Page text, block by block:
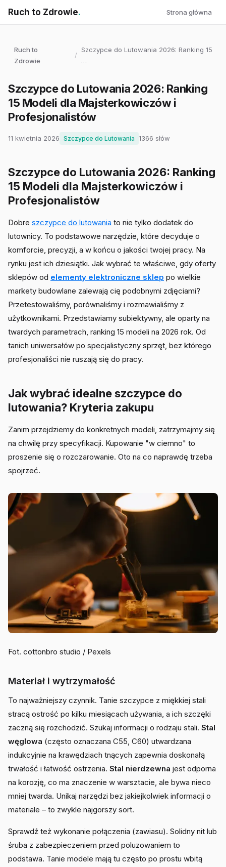
Ruch to Zdrowie. Strona główna
Ruch to
Zdrowie
/
Szczypce do Lutowania 2026: Ranking 15
…
Szczypce do Lutowania 2026: Ranking
15 Modeli dla Majsterkowiczów i
Profesjonalistów
11 kwietnia 2026 Szczypce do Lutowania 1366 słów
Szczypce do Lutowania 2026: Ranking
15 Modeli dla Majsterkowiczów i
Profesjonalistów
Dobre szczypce do lutowania to nie tylko dodatek do
lutownicy. To podstawowe narzędzie, które decyduje o
komforcie, precyzji, a w końcu o jakości twojej pracy. Na
rynku jest ich dziesiątki. Jak wybrać te właściwe, gdy oferty
sklepów od elementy elektroniczne sklep po wielkie
markety budowlane zalewają cię podobnymi zdjęciami?
Przetestowaliśmy, porównaliśmy i rozmawialiśmy z
użytkownikami. Przedstawiamy subiektywny, ale oparty na
twardych parametrach, ranking 15 modeli na 2026 rok. Od
tanich uniwersałów po specjalistyczny sprzęt, bez którego
profesjonaliści nie ruszają się do pracy.
Jak wybrać idealne szczypce do
lutowania? Kryteria zakupu
Zanim przejdziemy do konkretnych modeli, zatrzymajmy się
na chwilę przy specyfikacji. Kupowanie "w ciemno" to
proszenie się o rozczarowanie. Oto na co naprawdę trzeba
spojrzeć.
Fot. cottonbro studio / Pexels
Materiał i wytrzymałość
To najważniejszy czynnik. Tanie szczypce z miękkiej stali
stracą ostrość po kilku miesiącach używania, a ich szczęki
zaczną się rozchodzić. Szukaj informacji o rodzaju stali. Stal
węglowa (często oznaczana C55, C60) utwardzana
indukcyjnie na krawędziach tnących zapewnia doskonałą
trwałość i łatwość ostrzenia. Stal nierdzewna jest odporna
na korozję, co ma znaczenie w warsztacie, ale bywa nieco
mniej twarda. Unikaj narzędzi bez jakiejkolwiek informacji o
materiale – to zwykle najgorszy sort.
Sprawdź też wykonanie połączenia (zawiasu). Solidny nit lub
śruba z zabezpieczeniem przed poluzowaniem to
podstawa. Tanie modele mają tu często po prostu wbitą